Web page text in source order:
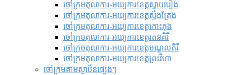
ចៅក្រមតុលាការ-អយ្យការខេត្តស្វាយរៀង
ចៅក្រមតុលាការ-អយ្យការខេត្តស្ទឹងត្រែង
ចៅក្រមតុលាការ-អយ្យការខេត្តកោះកុង
ចៅក្រមតុលាការ-អយ្យការខេត្តរតនគិរី
ចៅក្រមតុលាការ-អយ្យការខេត្តមណ្ឌលគិរី
ចៅក្រមតុលាការ-អយ្យការខេត្តព្រះវិហា
ចៅក្រមតាមស្ថាប័នផ្សេងៗ